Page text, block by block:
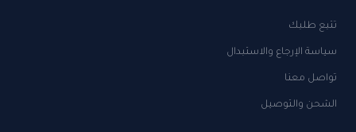
تتبع طلبك
سياسة الإرجاع والاستبدال
تواصل معنا
الشحن والتوصيل